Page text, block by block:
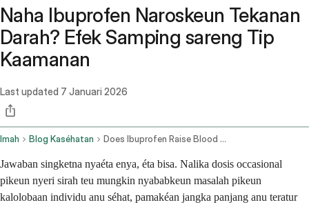
Naha Ibuprofen Naroskeun Tekanan
Darah? Efek Samping sareng Tip
Kaamanan
Last updated 7 Januari 2026
Imah Blog Kaséhatan Does Ibuprofen Raise Blood Pressure
Jawaban singketna nyaéta enya, éta bisa. Nalika dosis occasional
pikeun nyeri sirah teu mungkin nyababkeun masalah pikeun
kalolobaan individu anu séhat, pamakéan jangka panjang anu teratur